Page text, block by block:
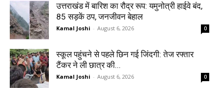
उत्तराखंड में बारिश का रौद्र रूप: यमुनोत्री हाईवे बंद,
85 सड़कें ठप, जनजीवन बेहाल
Kamal Joshi - August 6, 2026 0
स्कूल पहुंचने से पहले छिन गई जिंदगी: तेज रफ्तार
टैंकर ने ली छात्र की...
Kamal Joshi - August 6, 2026 0